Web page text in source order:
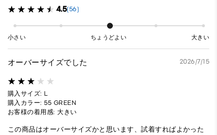
4.5(56)
小さい ちょうどよい 大きい
オーバーサイズでした 2026/7/15
購入サイズ: L
購入カラー: 55 GREEN
お客様の着用感: 大きい
この商品はオーバーサイズかと思います、試着すればよかった